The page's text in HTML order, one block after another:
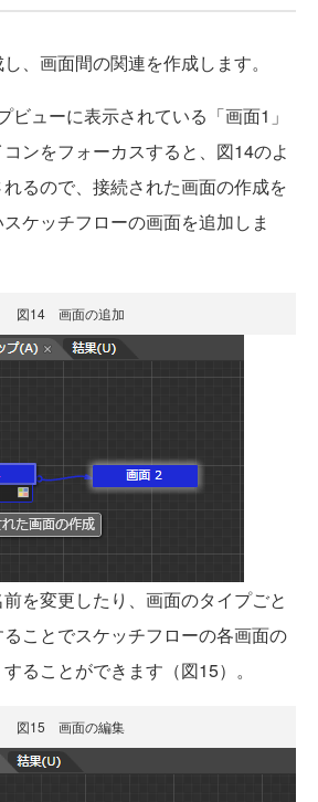
、画面間の関連を作成します。
ューに表示されている「画面1」
ンをフォーカスすると、図14のよ
るので、接続された画面の作成を
ケッチフローの画面を追加しま
図14 画面の追加
を変更したり、画面のタイプごと
ことでスケッチフローの各画面の
ることができます（図15）。
図15 画面の編集